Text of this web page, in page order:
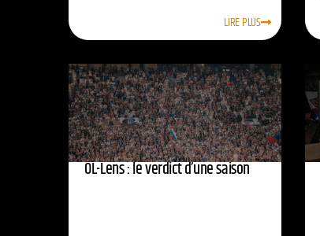
LIRE PLUS
OL-Lens : le verdict d’une saison